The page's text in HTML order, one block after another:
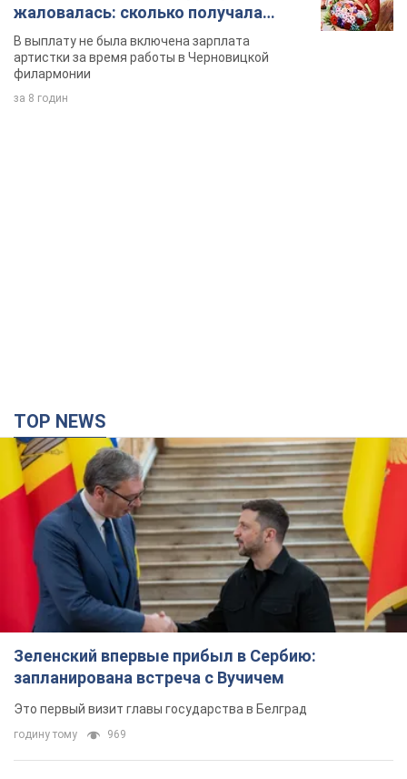
жаловалась: сколько получала
певица
В выплату не была включена зарплата
артистки за время работы в Черновицкой
филармонии
за 8 годин
TOP NEWS
Зеленский впервые прибыл в Сербию:
запланирована встреча с Вучичем
Это первый визит главы государства в Белград
годину тому 969